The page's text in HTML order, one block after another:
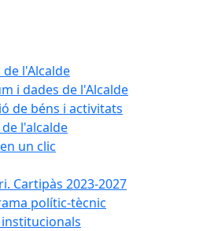
l'Alcalde
i dades de l'Alcalde
de béns i activitats
l'alcalde
un clic
Cartipàs 2023-2027
polític-tècnic